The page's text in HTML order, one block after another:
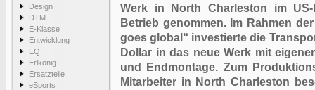
Design
DTM
E-Klasse
Entwicklung
EQ
Erlkönig
Ersatzteile
eSports
Werk in North Charleston im
Betrieb genommen. Im Rahmen
goes global“ investierte die
Dollar in das neue Werk mit
und Endmontage. Zum
Mitarbeiter in North Charleston